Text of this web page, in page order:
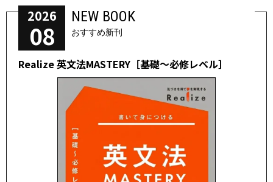
2026
08
NEW BOOK
おすすめ新刊
Realize 英文法MASTERY［基礎～必修レベル］